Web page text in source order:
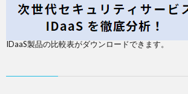
IDaaS製品の比較表がダウンロードできます。